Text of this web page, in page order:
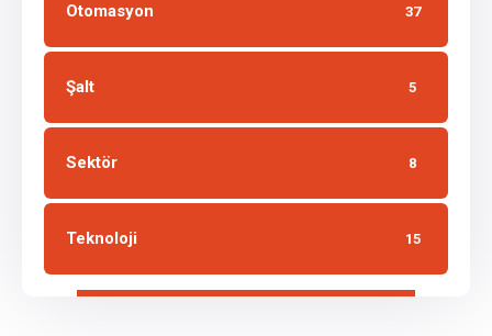
Otomasyon 37
Şalt 5
Sektör 8
Teknoloji 15